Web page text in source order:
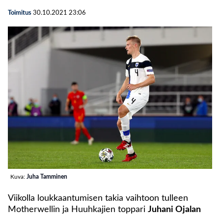
Toimitus 30.10.2021 23:06
Kuva: Juha Tamminen
Viikolla loukkaantumisen takia vaihtoon tulleen
Motherwellin ja Huuhkajien toppari Juhani Ojalan